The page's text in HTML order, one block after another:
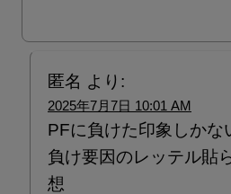
匿名 より:
2025年7月7日 10:01 AM
PFに負けた印象しかな
負け要因のレッテル貼
想